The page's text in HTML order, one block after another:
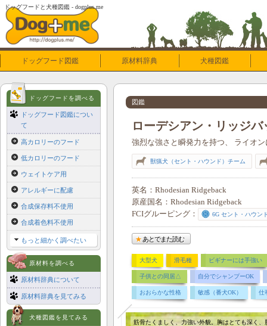
ドッグフードと犬種図鑑 - dogplus.me
ドッグフード図鑑 原材料辞典 犬種図鑑
図鑑
ローデシアン・リッジバ
強烈な強さと瞬発力を持つ、 ライオ
獣猟犬（セント・ハウンド）チーム
英名
Rhodesian Ridgeback
原産国名
Rhodesian Ridgeback
FCIグルーピング
6G セント・ハウン
あとでまた読む
大型犬 滑毛種 ビギナーには手強い
子供との同居△ 自分でシャンプーOK
おおらかな性格 敏感（番犬OK） 仕
筋骨たくましく、力強い外貌。胸はとても深く
ドッグフードを調べる
ドッグフード図鑑につい
て
高カロリーのフード
低カロリーのフード
ウェイトケア用
アレルギーに配慮
合成保存料不使用
合成着色料不使用
もっと細かく調べたい
原材料を調べる
原材料辞典について
原材料辞典を見てみる
犬種図鑑を見てみる